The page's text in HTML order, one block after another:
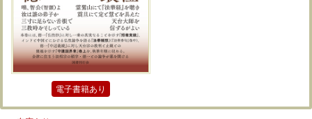
電子書籍あり